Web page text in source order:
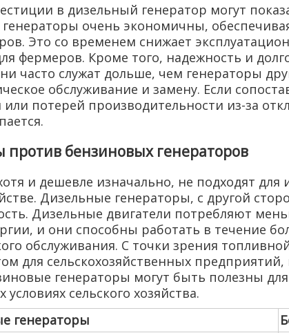
в дизельный генератор могут
очень экономичны,
Это со временем снижает
фермеров. Кроме того, надежность и
часто служат дольше, чем генераторы
обслуживание и замену. Если
потерей производительности из-за
бензиновых генераторов
и дешевле изначально, не подходят
Дизельные генераторы, с другой
Дизельные двигатели потребляют
и они способны работать в течение
обслуживания. С точки зрения
для сельскохозяйственных
генераторы могут быть полезны
сельского хозяйства.
генераторы